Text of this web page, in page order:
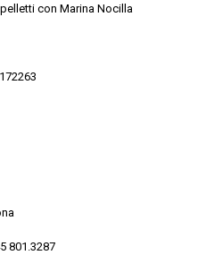
con Marina Nocilla
801.3287